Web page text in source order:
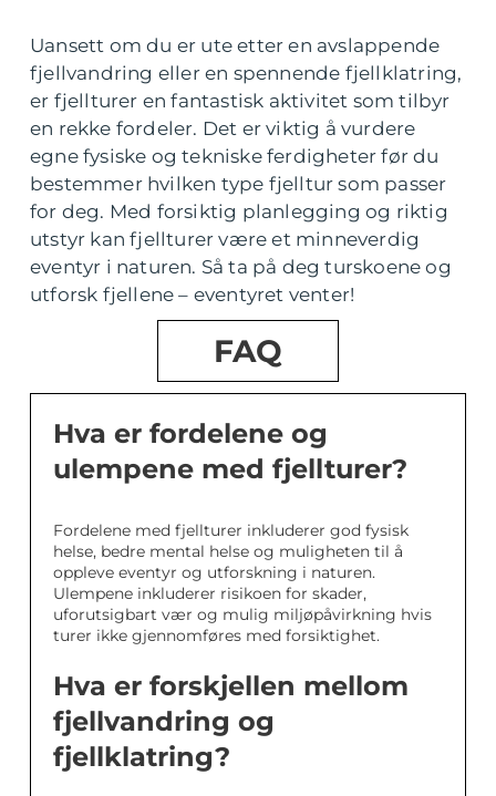
Uansett om du er ute etter en avslappende
fjellvandring eller en spennende fjellklatring,
er fjellturer en fantastisk aktivitet som tilbyr
en rekke fordeler. Det er viktig å vurdere
egne fysiske og tekniske ferdigheter før du
bestemmer hvilken type fjelltur som passer
for deg. Med forsiktig planlegging og riktig
utstyr kan fjellturer være et minneverdig
eventyr i naturen. Så ta på deg turskoene og
utforsk fjellene – eventyret venter!
FAQ
Hva er fordelene og
ulempene med fjellturer?
Fordelene med fjellturer inkluderer god fysisk
helse, bedre mental helse og muligheten til å
oppleve eventyr og utforskning i naturen.
Ulempene inkluderer risikoen for skader,
uforutsigbart vær og mulig miljøpåvirkning hvis
turer ikke gjennomføres med forsiktighet.
Hva er forskjellen mellom
fjellvandring og
fjellklatring?